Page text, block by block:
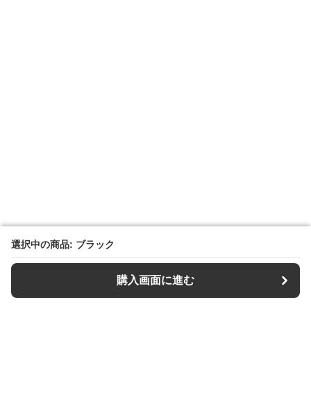
選択中の商品: ブラック
購入画面に進む
選択中の商品: ブラック
購入画面に進む